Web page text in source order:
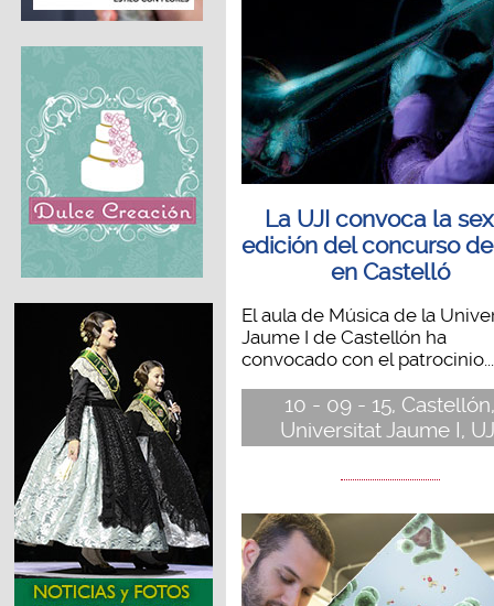
La UJI convoca la
edición del concurso
en Castelló
El aula de Música de la
Jaume I de Castellón ha
convocado con el patrocinio...
10 - 09 - 15,
Universitat Jaume I,